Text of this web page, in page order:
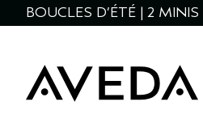
BOUCLES D’ÉTÉ | 2